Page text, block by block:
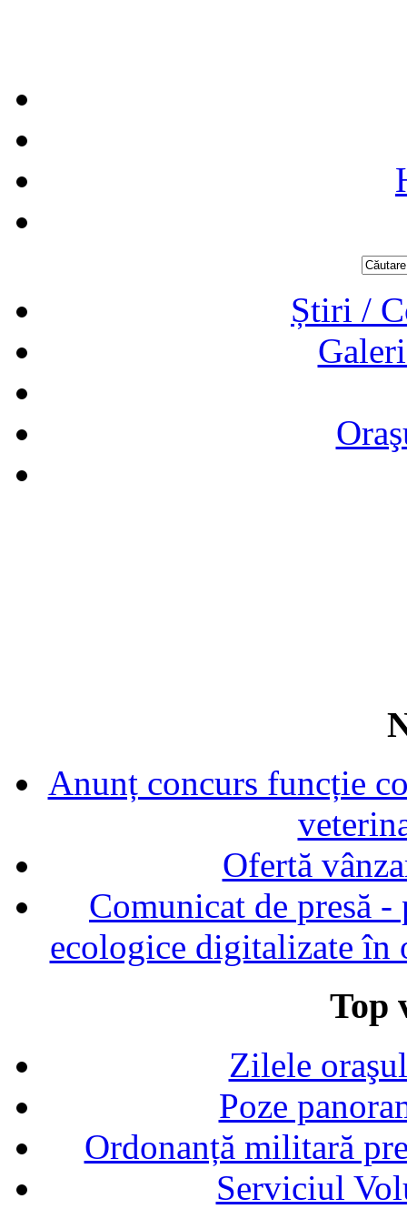
Știri /
Anunț concurs funcție
Ofertă
Comunicat de presă
ecologice digitalizate în
Top
Zilele
Poze
Ordonanță militară
Serviciul